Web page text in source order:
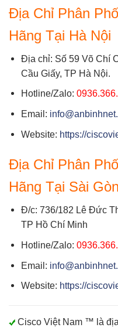
Địa Chỉ Phân
Hãng Tại Hà Nội
Địa chỉ: Số 59 Võ Chí
Cầu Giấy, TP Hà Nội.
Hotline/Zalo:
Email:
Website: https://
Địa Chỉ Phân
Hãng Tại Sài Gòn
Đ/c: 736/182 Lê Đức
TP Hồ Chí Minh
Hotline/Zalo:
Email:
Website: https://
Cisco Việt Nam ™ là